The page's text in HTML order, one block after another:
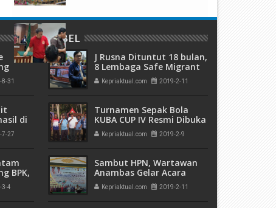
Rempang, Hakim PN Batam
Vonis 6 Bulan Penjara
Terdakwa Hanjaya
di
31
di
7-27
BPK,
3-4
LABEL
J Rusna Dituntut 18 bulan,
8 Lembaga Safe Migrant
Demo di PN Batam
Kepriaktual.com 2019-2-11
Turnamen Sepak Bola
KUBA CUP IV Resmi Dibuka
Gubernur Kepri
Kepriaktual.com 2019-2-9
Sambut HPN, Wartawan
Anambas Gelar Acara
Forum Gruop Diskusi
"Peran Pers Membangun
Kepriaktual.com 2019-2-11